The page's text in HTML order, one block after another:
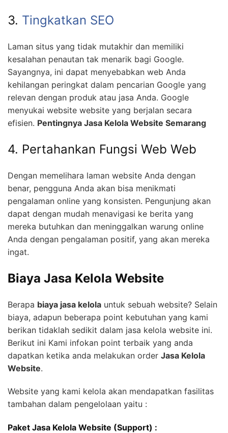
3. Tingkatkan SEO
Laman situs yang tidak mutakhir dan memiliki
kesalahan penautan tak menarik bagi Google.
Sayangnya, ini dapat menyebabkan web Anda
kehilangan peringkat dalam pencarian Google yang
relevan dengan produk atau jasa Anda. Google
menyukai website website yang berjalan secara
efisien. Pentingnya Jasa Kelola Website Semarang
4. Pertahankan Fungsi Web Web
Dengan memelihara laman website Anda dengan
benar, pengguna Anda akan bisa menikmati
pengalaman online yang konsisten. Pengunjung akan
dapat dengan mudah menavigasi ke berita yang
mereka butuhkan dan meninggalkan warung online
Anda dengan pengalaman positif, yang akan mereka
ingat.
Biaya Jasa Kelola Website
Berapa biaya jasa kelola untuk sebuah website? Selain
biaya, adapun beberapa point kebutuhan yang kami
berikan tidaklah sedikit dalam jasa kelola website ini.
Berikut ini Kami infokan point terbaik yang anda
dapatkan ketika anda melakukan order Jasa Kelola
Website.
Website yang kami kelola akan mendapatkan fasilitas
tambahan dalam pengelolaan yaitu :
Paket Jasa Kelola Website (Support) :